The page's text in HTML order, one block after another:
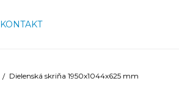
KONTAKT
Dielenská skriňa 1950x1044x625 mm